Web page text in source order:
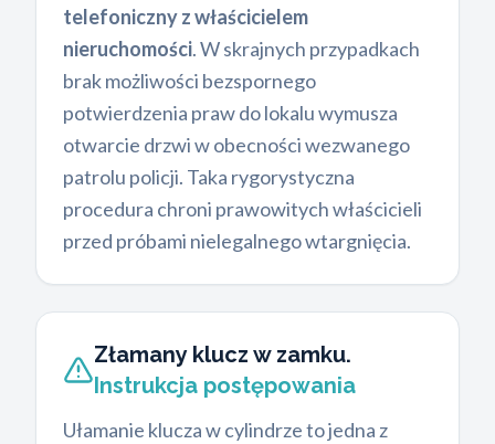
telefoniczny z właścicielem
nieruchomości. W skrajnych przypadkach
brak możliwości bezspornego
potwierdzenia praw do lokalu wymusza
otwarcie drzwi w obecności wezwanego
patrolu policji. Taka rygorystyczna
procedura chroni prawowitych właścicieli
przed próbami nielegalnego wtargnięcia.
Złamany klucz w zamku.
Instrukcja postępowania
Ułamanie klucza w cylindrze to jedna z